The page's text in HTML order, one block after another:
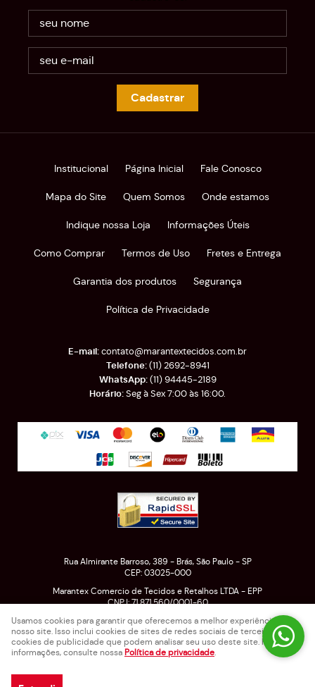
Cadastrar
Institucional Página Inicial Fale Conosco
Mapa do Site Quem Somos Onde estamos
Indique nossa Loja Informações Úteis
Como Comprar Termos de Uso Fretes e Entrega
Garantia dos produtos Segurança
Política de Privacidade
(11)2692-8941
(11)94445-2189
Seg à Sex 7:00 às 16:00.
contato@marantextecidos.com.br
Rua Almirante Barroso, 389 - Brás, São Paulo- SP
CEP: 03025-000
Marantex Comercio de Tecidos e Retalhos LTDA - EPP
CNPJ: 71.871.560/0001-60
LOJA VIRTUAL CRIADA POR
Usamos cookies para garantir que oferecemos a melhor experiência em
nosso site. Isso inclui cookies de sites de redes sociais de terceiros e
cookies de publicidade que podem analisar seu uso deste site. Para mais
informações, consulte nossa Política de privacidade.